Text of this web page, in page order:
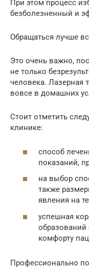
При этом процесс
безболезненный и
Обращаться лучше
Это очень важно,
не только
человека. Лазерная
вовсе в домашних
Стоит отметить
клинике:
способ
показаний,
на выбор
также
явления на
успешная
образований
комфорту
Профессионально